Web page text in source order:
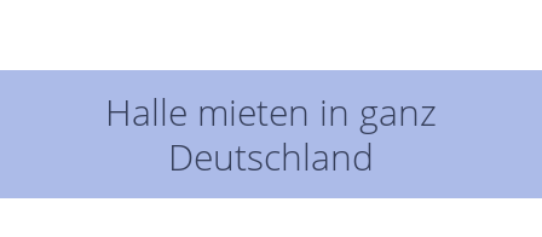
Halle mieten in ganz
Deutschland